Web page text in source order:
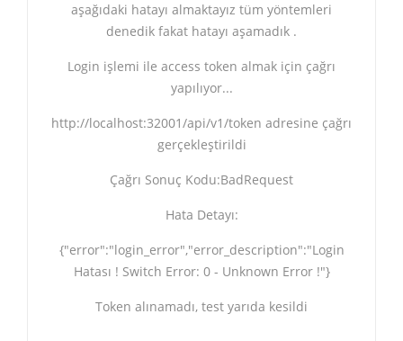
aşağıdaki hatayı almaktayız tüm yöntemleri
denedik fakat hatayı aşamadık .
Login işlemi ile access token almak için çağrı
yapılıyor...
http://localhost:32001/api/v1/token adresine çağrı
gerçekleştirildi
Çağrı Sonuç Kodu:BadRequest
Hata Detayı:
{"error":"login_error","error_description":"Login
Hatası ! Switch Error: 0 - Unknown Error !"}
Token alınamadı, test yarıda kesildi